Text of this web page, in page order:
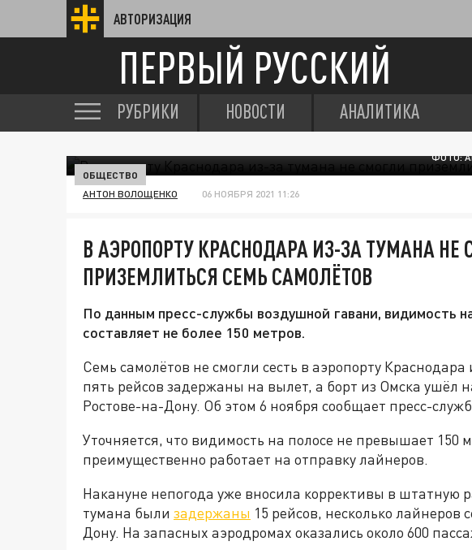
АВТОРИЗАЦИЯ
ПЕРВЫЙ РУССКИЙ
РУБРИКИ НОВОСТИ АНАЛИТИКА
ФОТО:
ОБЩЕСТВО
АНТОН ВОЛОЩЕНКО 06 НОЯБРЯ 2021 11:26
В АЭРОПОРТУ КРАСНОДАРА ИЗ-ЗА ТУМАНА НЕ
ПРИЗЕМЛИТЬСЯ СЕМЬ САМОЛЁТОВ
По данным пресс-службы воздушной гавани, видимость
составляет не более 150 метров.
Семь самолётов не смогли сесть в аэропорту Краснодара
пять рейсов задержаны на вылет, а борт из Омска ушёл
Ростове-на-Дону. Об этом 6 ноября сообщает пресс-
Уточняется, что видимость на полосе не превышает 150
преимущественно работает на отправку лайнеров.
Накануне непогода уже вносила коррективы в штатную
тумана были задержаны 15 рейсов, несколько лайнеров
Дону. На запасных аэродромах оказались около 600